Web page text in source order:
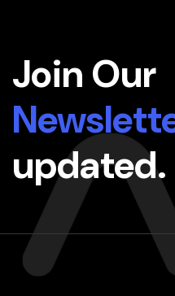
Join Our
updated.